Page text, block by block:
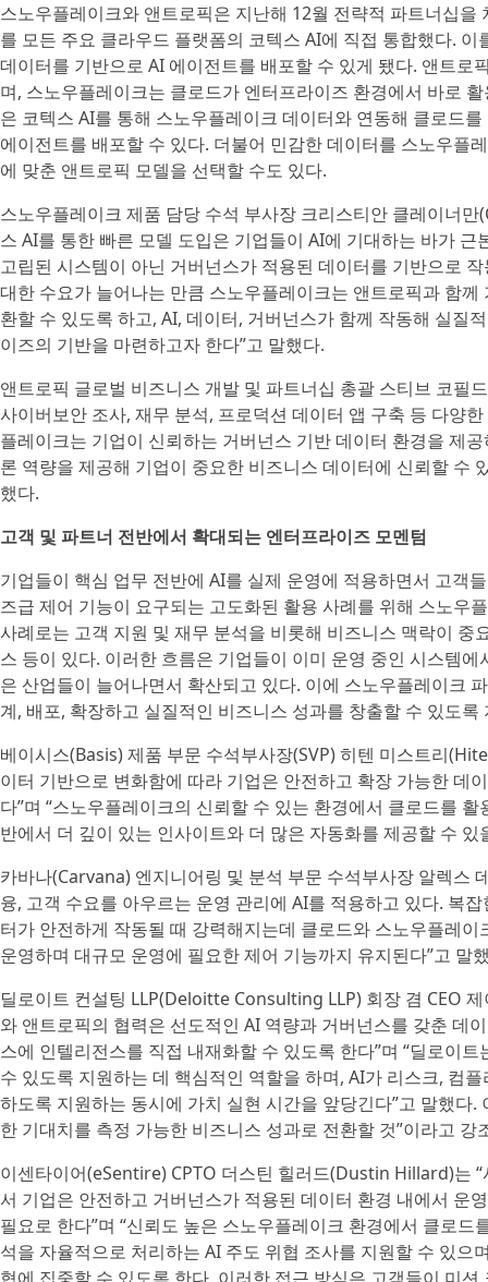
스노우플레이크와 앤트로픽은 지난해 12월 전략적 파트너십
를 모든 주요 클라우드 플랫폼의 코텍스 AI에 직접 통합했다.
데이터를 기반으로 AI 에이전트를 배포할 수 있게 됐다. 앤트로
며, 스노우플레이크는 클로드가 엔터프라이즈 환경에서 바로
은 코텍스 AI를 통해 스노우플레이크 데이터와 연동해 클로드
에이전트를 배포할 수 있다. 더불어 민감한 데이터를 스노우플
에 맞춘 앤트로픽 모델을 선택할 수도 있다.
스노우플레이크 제품 담당 수석 부사장 크리스티안 클레이너
스 AI를 통한 빠른 모델 도입은 기업들이 AI에 기대하는 바가 근
고립된 시스템이 아닌 거버넌스가 적용된 데이터를 기반으로
대한 수요가 늘어나는 만큼 스노우플레이크는 앤트로픽과 함
환할 수 있도록 하고, AI, 데이터, 거버넌스가 함께 작동해 실질
이즈의 기반을 마련하고자 한다”고 말했다.
앤트로픽 글로벌 비즈니스 개발 및 파트너십 총괄 스티브 코필
사이버보안 조사, 재무 분석, 프로덕션 데이터 앱 구축 등 다양
플레이크는 기업이 신뢰하는 거버넌스 기반 데이터 환경을 제
론 역량을 제공해 기업이 중요한 비즈니스 데이터에 신뢰할 수
했다.
고객 및 파트너 전반에서 확대되는 엔터프라이즈 모멘텀
기업들이 핵심 업무 전반에 AI를 실제 운영에 적용하면서 고객
즈급 제어 기능이 요구되는 고도화된 활용 사례를 위해 스노우
사례로는 고객 지원 및 재무 분석을 비롯해 비즈니스 맥락이
스 등이 있다. 이러한 흐름은 기업들이 이미 운영 중인 시스템
은 산업들이 늘어나면서 확산되고 있다. 이에 스노우플레이크
계, 배포, 확장하고 실질적인 비즈니스 성과를 창출할 수 있도록
베이시스(Basis) 제품 부문 수석부사장(SVP) 히텐 미스트리
이터 기반으로 변화함에 따라 기업은 안전하고 확장 가능한 데
다”며 “스노우플레이크의 신뢰할 수 있는 환경에서 클로드를
반에서 더 깊이 있는 인사이트와 더 많은 자동화를 제공할 수 있
카바나(Carvana) 엔지니어링 및 분석 부문 수석부사장 알렉스
융, 고객 수요를 아우르는 운영 관리에 AI를 적용하고 있다. 복
터가 안전하게 작동될 때 강력해지는데 클로드와 스노우플레
운영하며 대규모 운영에 필요한 제어 기능까지 유지된다”고 말
딜로이트 컨설팅 LLP(Deloitte Consulting LLP) 회장 겸 CEO
와 앤트로픽의 협력은 선도적인 AI 역량과 거버넌스를 갖춘 데
스에 인텔리전스를 직접 내재화할 수 있도록 한다”며 “딜로이
수 있도록 지원하는 데 핵심적인 역할을 하며, AI가 리스크, 컴
하도록 지원하는 동시에 가치 실현 시간을 앞당긴다”고 말했다
한 기대치를 측정 가능한 비즈니스 성과로 전환할 것”이라고 강
이센타이어(eSentire) CPTO 더스틴 힐러드(Dustin Hillard)는
서 기업은 안전하고 거버넌스가 적용된 데이터 환경 내에서 운
필요로 한다”며 “신뢰도 높은 스노우플레이크 환경에서 클로
석을 자율적으로 처리하는 AI 주도 위협 조사를 지원할 수 있으